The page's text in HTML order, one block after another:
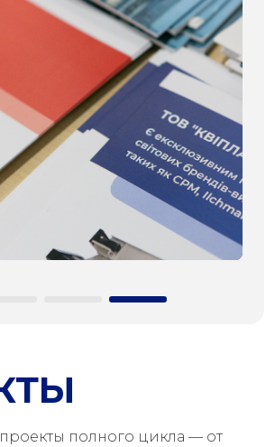
полного цикла — от